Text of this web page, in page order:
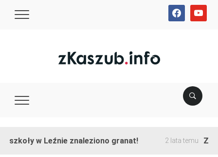
facebookyoutube
szkoły w Leźnie znaleziono granat! 2 lata temu